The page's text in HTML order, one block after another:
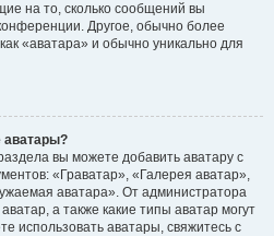
на то, сколько сообщений вы
Другое, обычно более
«аватара» и обычно уникально для
аватары?
вы можете добавить аватару с
«Граватар», «Галерея аватар»,
аватара». От администратора
а также какие типы аватар могут
использовать аватары, свяжитесь с